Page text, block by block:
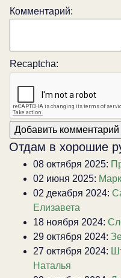
Комментарий:
Recaptcha:
Отдам в хорошие
08 октября 2025:
02 июня 2025:
02 декабря 2024:
Елизавета
18 ноября 2024:
29 октября 2024:
27 октября 2024:
Наталья